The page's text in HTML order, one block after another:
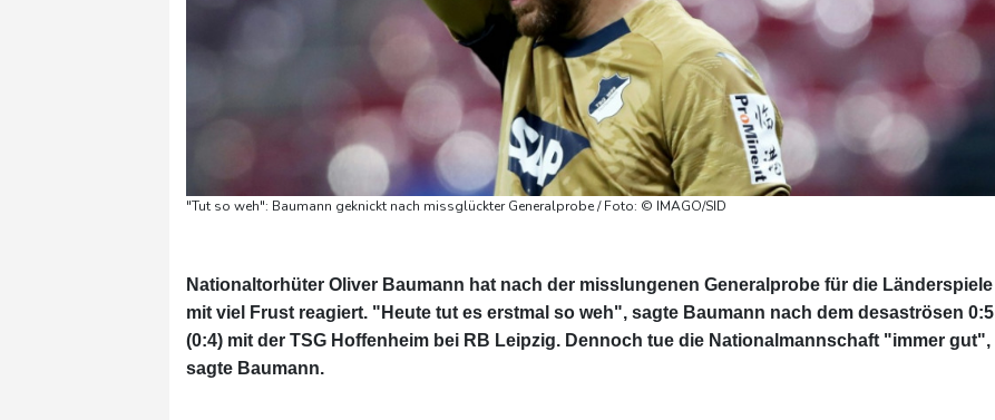
"Tut so weh": Baumann geknickt nach missglückter Generalprobe / Foto: © IMAGO/SID
Nationaltorhüter Oliver Baumann hat nach der misslungenen Generalprobe für die Länderspiele
mit viel Frust reagiert. "Heute tut es erstmal so weh", sagte Baumann nach dem desaströsen 0:5
(0:4) mit der TSG Hoffenheim bei RB Leipzig. Dennoch tue die Nationalmannschaft "immer gut",
sagte Baumann.